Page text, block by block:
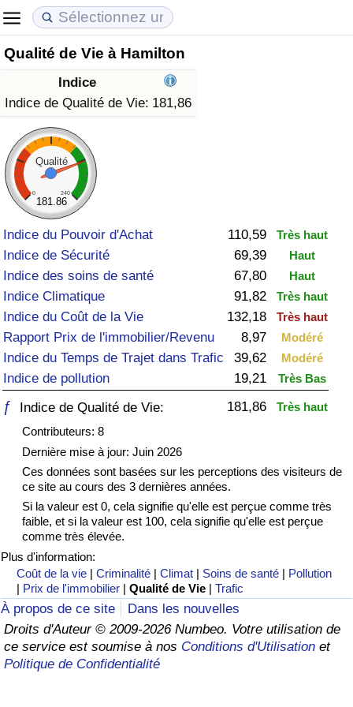
Qualité de Vie à Hamilton
Indice
Indice de Qualité de Vie: 181,86
Qualité
0 240
181.86
Indice du Pouvoir d'Achat 110,59 Très haut
Indice de Sécurité 69,39 Haut
Indice des soins de santé 67,80 Haut
Indice Climatique 91,82 Très haut
Indice du Coût de la Vie 132,18 Très haut
Rapport Prix de l'immobilier/Revenu 8,97 Modéré
Indice du Temps de Trajet dans Trafic 39,62 Modéré
Indice de pollution 19,21 Très Bas
ƒ Indice de Qualité de Vie: 181,86
Très haut
Contributeurs: 8
Dernière mise à jour: Juin 2026
Ces données sont basées sur les perceptions des visiteurs de
ce site au cours des 3 dernières années.
Si la valeur est 0, cela signifie qu'elle est perçue comme très
faible, et si la valeur est 100, cela signifie qu'elle est perçue
comme très élevée.
Plus d'information:
Coût de la vie |Criminalité |Climat | Soins de santé | Pollution
| Prix de l'immobilier |Qualité de Vie |Trafic
À propos de ce site
Dans les nouvelles
Droits d'Auteur © 2009-2026 Numbeo. Votre utilisation de
ce service est soumise à nos Conditions d'Utilisation et
Politique de Confidentialité
Coût de la vie
Indice du Coût de la Vie (Actuel)
Indice du Coût de la Vie
Indice du coût de la vie par pays
à Akaba
Prix de l'immobilier
Indice des Prix de l'immobilier (Actuel)
Indice des Prix de l'immobilier
Indice des Prix de l'immobilier par Pays
Qualité de Vie
Indice de Qualité de Vie
Indice de Qualité de Vie (Actuel)
Indice de qualité de vie par pays
Criminalité
Indice de Criminalité (Actuel)
Indice de Criminalité
Indice de criminalité par pays
Soins de santé
Indice des soins de santé
Indice des soins de santé par Pays
Pollution
Indice de Pollution (Actuel)
Indice de pollution
Indice de Pollution par Pays